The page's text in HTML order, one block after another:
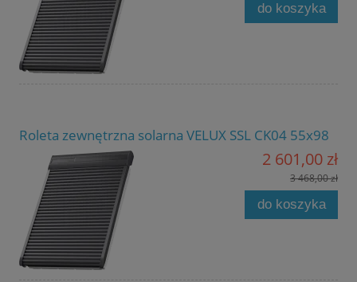
do koszyka
Roleta zewnętrzna solarna VELUX SSL CK04 55x98
2 601,00 zł
3 468,00 zł
do koszyka